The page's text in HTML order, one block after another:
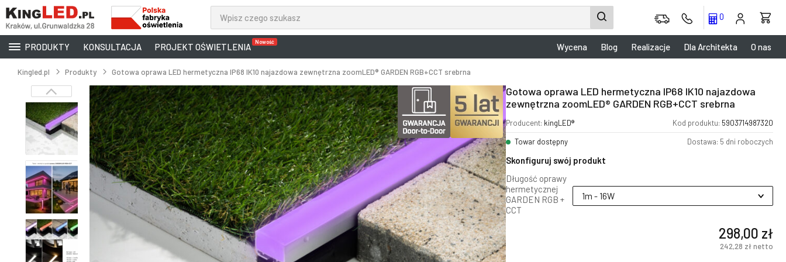
0
PRODUKTY KONSULTACJA PROJEKT OŚWIETLENIA Nowość Wycena Blog Realizacje Dla Architekta O nas
Kingled.pl Produkty Gotowa oprawa LED hermetyczna IP68 IK10 najazdowa zewnętrzna zoomLED® GARDEN RGB+CCT srebrna
Gotowa oprawa LED hermetyczna IP68 IK10 najazdowa
zewnętrzna zoomLED® GARDEN RGB+CCT srebrna
Producent: kingLED® Kod produktu: 5903714987320
Towar dostępny
Dostawa: 5 dni roboczych
Skonfiguruj swój produkt
Długość oprawy
hermetycznej
GARDEN RGB +
CCT
298,00 zł
242,28 złnetto